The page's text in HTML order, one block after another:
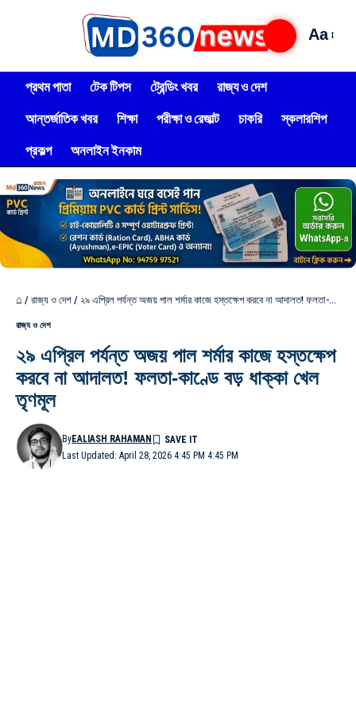
Aa
প্রথম পাতা টেক টিপস ট্রেন্ডিং খবর
রাজ্য ও দেশ
আন্তর্জাতিক খবর
শিক্ষা পরীক্ষা ও রেজাল্ট চাকরি
স্কলারশিপ
প্রকল্প
অনলাইন ইনকাম
⌂ / রাজ্য ও দেশ / ২৯ এপ্রিল পর্যন্ত অজয় পাল শর্মার কাজে হস্তক্ষেপ করবে না আদালত! ফলতা-কাণ্ডে বড় ধাক্কা খেল তৃণমূল
রাজ্য ও দেশ
২৯ এপ্রিল পর্যন্ত অজয় পাল শর্মার কাজে হস্তক্ষেপ
করবে না আদালত! ফলতা-কাণ্ডে বড় ধাক্কা খেল
তৃণমূল
Last Updated: April 28, 2026 4:45 PM 4:45 PM
ByEALIASH RAHAMAN